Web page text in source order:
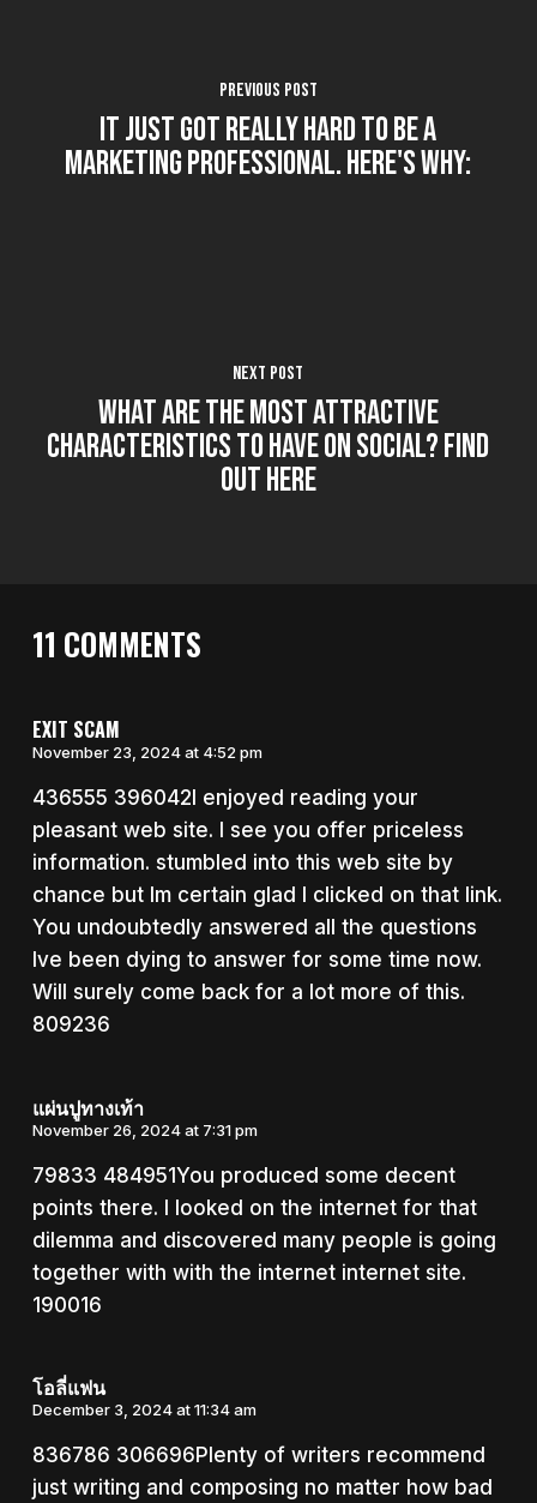
Previous Post
It Just Got Really Hard to be a
Marketing Professional. Here's Why:
Next Post
What Are The Most Attractive
Characteristics to Have on Social? Find
out Here
11 COMMENTS
EXIT SCAM
November 23, 2024 at 4:52 pm
436555 396042I enjoyed reading your
pleasant web site. I see you offer priceless
information. stumbled into this web site by
chance but Im certain glad I clicked on that link.
You undoubtedly answered all the questions
Ive been dying to answer for some time now.
Will surely come back for a lot more of this.
809236
แผ่นปูทางเท้า
November 26, 2024 at 7:31 pm
79833 484951You produced some decent
points there. I looked on the internet for that
dilemma and discovered many people is going
together with with the internet internet site.
190016
โอลี่แฟน
December 3, 2024 at 11:34 am
836786 306696Plenty of writers recommend
just writing and composing no matter how bad